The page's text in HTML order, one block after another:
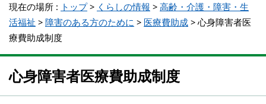
現在の場所 : トップ> くらしの情報 > 高齢・介護・障害・生
活福祉 > 障害のある方のために > 医療費助成 > 心身障害者医
療費助成制度
心身障害者医療費助成制度